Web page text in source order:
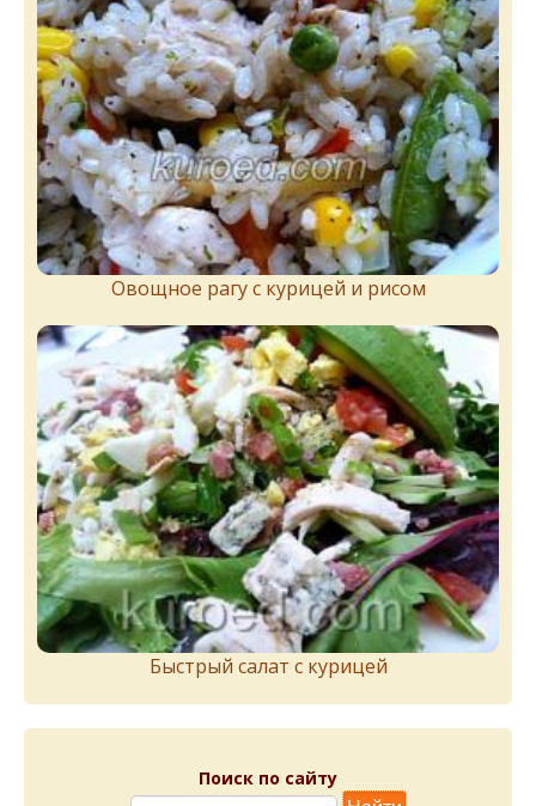
Овощное рагу с курицей и рисом
Быстрый салат с курицей
Поиск по сайту